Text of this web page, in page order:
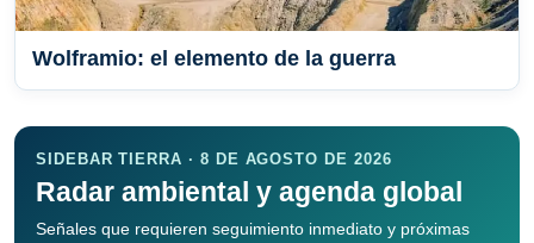
Wolframio: el elemento de la guerra
SIDEBAR TIERRA · 8 DE AGOSTO DE 2026
Radar ambiental y agenda global
Señales que requieren seguimiento inmediato y próximas